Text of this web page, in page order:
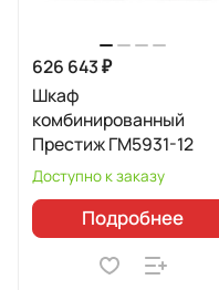
626 643 ₽
Шкаф
комбинированный
Престиж ГМ5931-12
Доступно к заказу
Подробнее